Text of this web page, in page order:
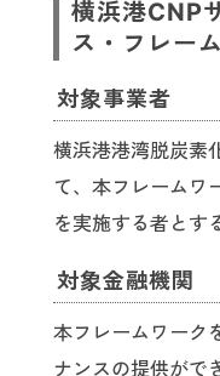
横浜港CNP
ス・フレー
対象事業者
横浜港港湾脱炭素
て、本フレームワ
を実施する者とす
対象金融機関
本フレームワーク
ナンスの提供がで